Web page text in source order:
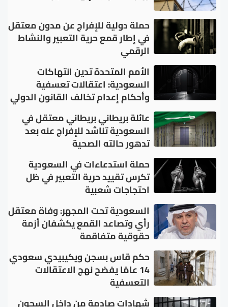
حملة دولية للإفراج عن مدون معتقل
في إطار قمع حرية التعبير والنشاط
الرقمي
الأمم المتحدة تدين انتهاكات
السعودية: اعتقالات تعسفية
وأحكام إعدام تخالف القانون الدولي
عائلة بريطاني بريطاني معتقل في
السعودية تناشد للإفراج عنه بعد
تدهور حالته الصحية
حملة استدعاءات في السعودية
تكرس تقييد حرية التعبير في ظل
احتجاجات شعبية
السعودية تحت المجهر: وفاة معتقل
رأي وتصاعد القمع يكشفان أزمة
حقوقية متفاقمة
حكم قاس بسجن ويكيبيدي سعودي
14 عامًا يفضح نهج الاعتقالات
التعسفية
شهادات صادمة من داخل السجون